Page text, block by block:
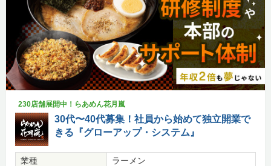
230店舗展開中！らあめん花月嵐
30代〜40代募集！社員から始めて独立開業で
きる『グローアップ・システム』
業種
ラーメン